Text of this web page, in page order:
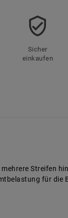
Sicher
einkaufen
Streifen
für die